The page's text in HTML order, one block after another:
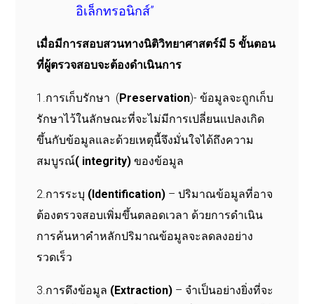
อิเล็กทรอนิกส์”
เมื่อมีการสอบสวนทางนิติวิทยาศาสตร์มี 5 ขั้นตอน
ที่ผู้ตรวจสอบจะต้องดำเนินการ
1.การเก็บรักษา (Preservation)- ข้อมูลจะถูกเก็บ
รักษาไว้ในลักษณะที่จะไม่มีการเปลี่ยนแปลงเกิด
ขึ้นกับข้อมูลและด้วยเหตุนี้จึงมั่นใจได้ถึงความ
สมบูรณ์( integrity) ของข้อมูล
2.การระบุ (Identification) – ปริมาณข้อมูลที่อาจ
ต้องตรวจสอบเพิ่มขึ้นตลอดเวลา ด้วยการดำเนิน
การค้นหาคำหลักปริมาณข้อมูลจะลดลงอย่าง
รวดเร็ว
3.การดึงข้อมูล (Extraction) – จำเป็นอย่างยิ่งที่จะ